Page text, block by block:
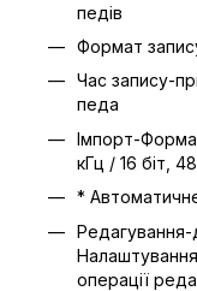
педів
Формат
Час запису-
педа
Імпорт-
кГц / 16 біт,
*
Редагування-
Налаштування
операції